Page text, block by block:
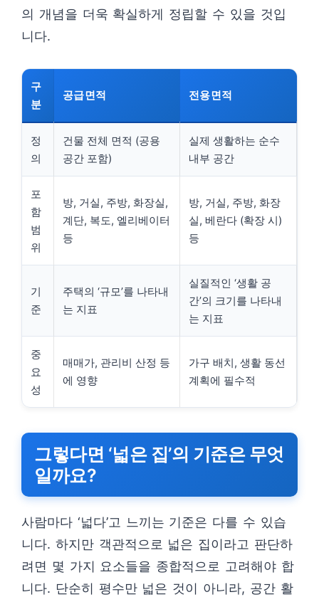
의 개념을 더욱 확실하게 정립할 수 있을 것입
니다.
구
분
공급면적 전용면적
정
의
건물 전체 면적 (공용
공간 포함)
실제 생활하는 순수
내부 공간
포
함
범
위
방, 거실, 주방, 화장실,
계단, 복도, 엘리베이터
등
방, 거실, 주방, 화장
실, 베란다 (확장 시)
등
기
준
주택의 ‘규모’를 나타내
는 지표
실질적인 ‘생활 공
간’의 크기를 나타내
는 지표
중
요
성
매매가, 관리비 산정 등
에 영향
가구 배치, 생활 동선
계획에 필수적
그렇다면 ‘넓은 집’의 기준은 무엇
일까요?
사람마다 ‘넓다’고 느끼는 기준은 다를 수 있습
니다. 하지만 객관적으로 넓은 집이라고 판단하
려면 몇 가지 요소들을 종합적으로 고려해야 합
니다. 단순히 평수만 넓은 것이 아니라, 공간 활